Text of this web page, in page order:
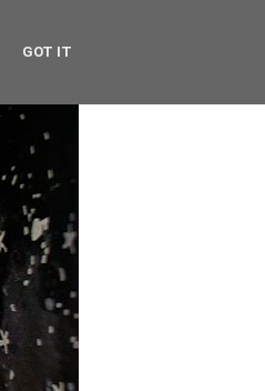
GOT IT